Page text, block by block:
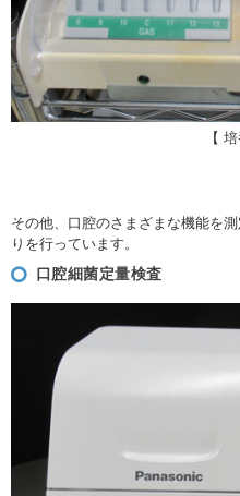
【
その他、口腔のさまざまな機能を
りを行っています。
口腔細菌定量検査